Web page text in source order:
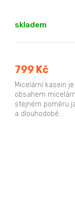
skladem
799 Kč
Micelární kasein
obsahem
stejném poměru
a dlouhodobé...